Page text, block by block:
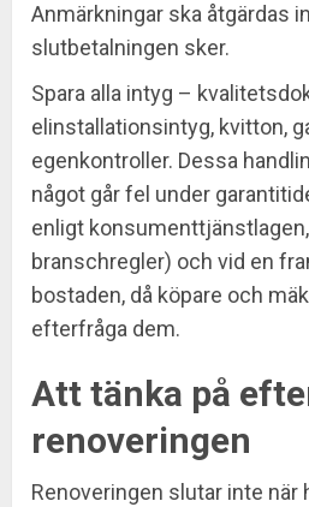
Anmärkningar ska åtgärdas
slutbetalningen sker.
Spara alla intyg –
elinstallationsintyg, kvitton,
egenkontroller. Dessa
något går fel under
enligt
branschregler) och vid en
bostaden, då köpare och
efterfråga dem.
Att tänka på
renoveringen
Renoveringen slutar inte när